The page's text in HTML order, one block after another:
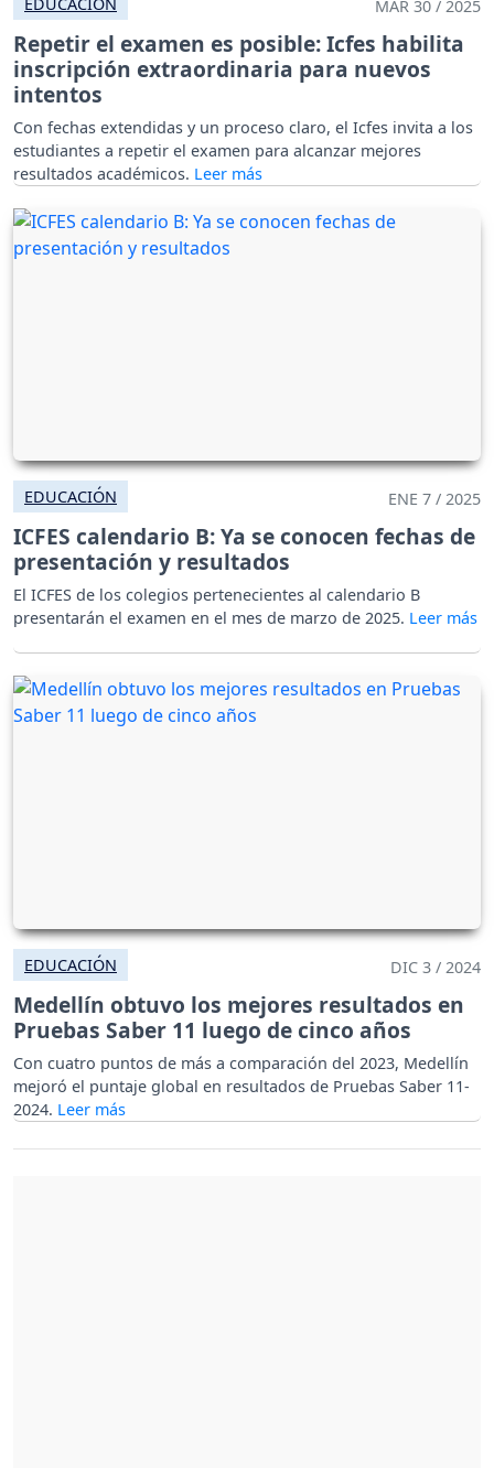
MAR 30 / 2025
Repetir el examen es posible: Icfes habilita
inscripción extraordinaria para nuevos
intentos
Con fechas extendidas y un proceso claro, el Icfes invita a los
estudiantes a repetir el examen para alcanzar mejores
resultados académicos.
EDUCACIÓN ENE 7 / 2025
ICFES calendario B: Ya se conocen fechas de
presentación y resultados
El ICFES de los colegios pertenecientes al calendario B
presentarán el examen en el mes de marzo de 2025.
EDUCACIÓN DIC 3 / 2024
Medellín obtuvo los mejores resultados en
Pruebas Saber 11 luego de cinco años
Con cuatro puntos de más a comparación del 2023, Medellín
mejoró el puntaje global en resultados de Pruebas Saber 11-
2024.